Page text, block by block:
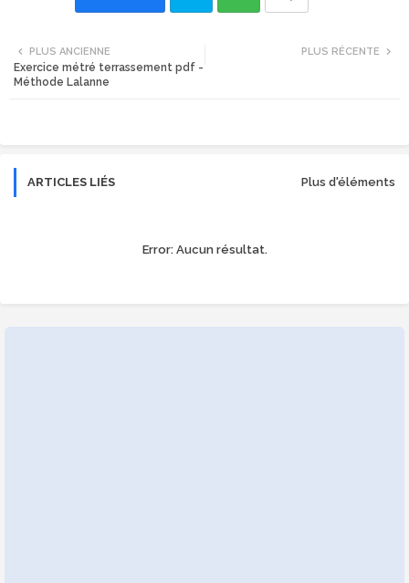
tte
PLUS RÉCENTE
PLUS ANCIENNE
Exercice métré terrassement pdf -
Méthode Lalanne
ARTICLES LIÉS Plus d'éléments
Error:Aucun résultat.